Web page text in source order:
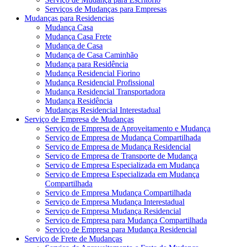
Serviços de Mudanças para Empresas
Mudanças para Residencias
Mudança Casa
Mudança Casa Frete
Mudança de Casa
Mudança de Casa Caminhão
Mudança para Residência
Mudança Residencial Fiorino
Mudança Residencial Profissional
Mudança Residencial Transportadora
Mudança Residência
Mudanças Residencial Interestadual
Serviço de Empresa de Mudanças
Serviço de Empresa de Aproveitamento e Mudança
Serviço de Empresa de Mudança Compartilhada
Serviço de Empresa de Mudança Residencial
Serviço de Empresa de Transporte de Mudança
Serviço de Empresa Especializada em Mudança
Serviço de Empresa Especializada em Mudança
Compartilhada
Serviço de Empresa Mudança Compartilhada
Serviço de Empresa Mudança Interestadual
Serviço de Empresa Mudança Residencial
Serviço de Empresa para Mudança Compartilhada
Serviço de Empresa para Mudança Residencial
Serviço de Frete de Mudanças